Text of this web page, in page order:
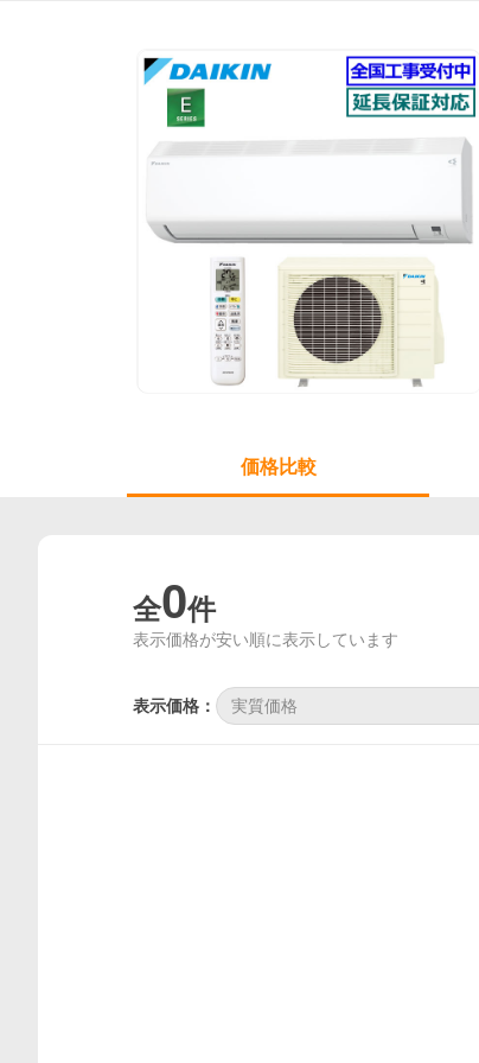
価格比較
全0件
表示価格が安い順に表示しています
表示価格： 実質価格